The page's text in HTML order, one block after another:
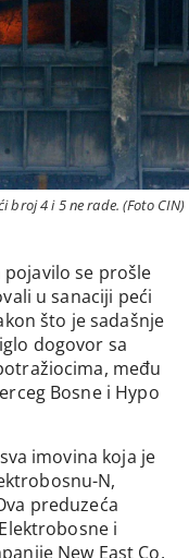
broj 4 i 5 ne rade. (Foto CIN)
se prošle
u sanaciji peći
što je sadašnje
dogovor sa
među
Bosne i Hypo
imovina koja je
N,
preduzeća
i
New East Co.